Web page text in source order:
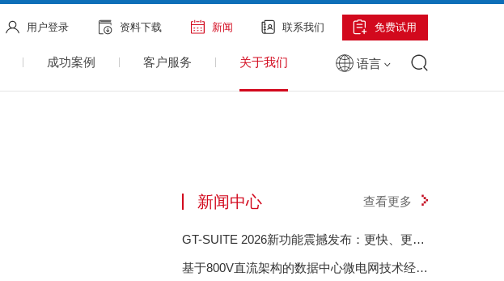
用户登录 资料下载 新闻 联系我们 免费试用
成功案例 客户服务 关于我们 语言
新闻中心 查看更多
GT-SUITE 2026新功能震撼发布：更快、更智
基于800V直流架构的数据中心微电网技术经济